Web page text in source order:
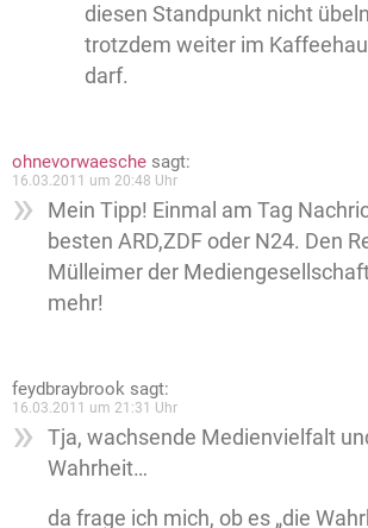
diesen Standpunkt nicht
trotzdem weiter im
darf.
ohnevorwaesche sagt:
16.03.2011 um 20:48 Uhr
Mein Tipp! Einmal am Tag
besten ARD,ZDF oder N24. Den
Mülleimer der
mehr!
feydbraybrook sagt:
16.03.2011 um 21:31 Uhr
Tja, wachsende Medienvielfalt
Wahrheit…
da frage ich mich, ob es „die